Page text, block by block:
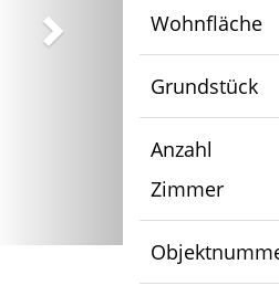
Wohnfläche
Grundstück
Anzahl
Zimmer